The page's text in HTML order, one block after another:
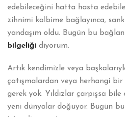
edebileceğini hatta hasta
zihnimi kalbime bağlayınca,
yandaşım oldu. Bugün bu
bilgeliği diyorum.
Artık kendimizle veya
çatışmalardan veya herhangi
gerek yok. Yıldızlar çarpışsa bile
yeni dünyalar doğuyor. Bugün